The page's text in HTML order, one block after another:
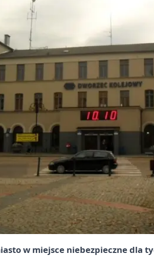
w miejsce niebezpieczne dla